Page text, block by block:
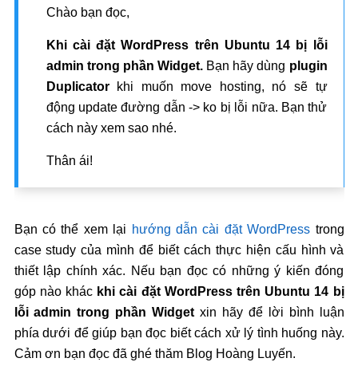
Chào bạn đọc,
Khi cài đặt WordPress trên Ubuntu 14 bị lỗi
admin trong phần Widget. Bạn hãy dùng plugin
Duplicatorkhi muốn move hosting, nó sẽ tự
động update đường dẫn -> ko bị lỗi nữa. Bạn thử
cách này xem sao nhé.
Thân ái!
Bạn có thể xem lại hướng dẫn cài đặt WordPress trong
case study của mình để biết cách thực hiện cấu hình và
thiết lập chính xác. Nếu bạn đọc có những ý kiến đóng
góp nào khác khi cài đặt WordPress trên Ubuntu 14 bị
lỗi admin trong phần Widget xin hãy để lời bình luận
phía dưới để giúp bạn đọc biết cách xử lý tình huống này.
Cảm ơn bạn đọc đã ghé thăm Blog Hoàng Luyến.